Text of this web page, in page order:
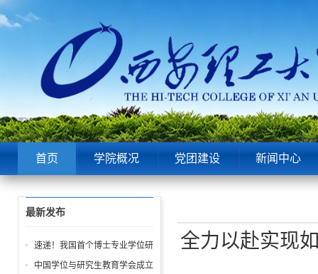
首页 学院概况 党团建设 新闻中心
全力以赴实现
最新发布
速递！我国首个博士专业学位研
究生学位论文与申请学位实践成
中国学位与研究生教育学会成立